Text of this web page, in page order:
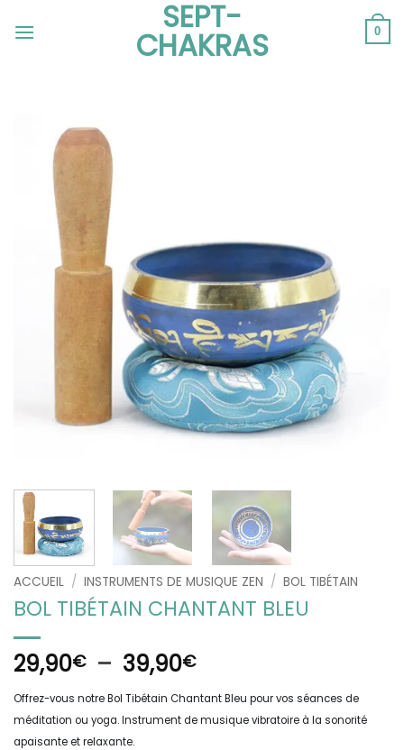
au
SEPT-
CHAKRAS 0
ACCUEIL / INSTRUMENTS DE MUSIQUE ZEN / BOL TIBÉTAIN
BOL TIBÉTAIN CHANTANT BLEU
29,90€ – 39,90€Plage
prix :
29,90€
Offrez-vous notre Bol Tibétain Chantant Bleu pour vos séances de
méditation ou yoga. Instrument de musique vibratoire à la sonorité
apaisante et relaxante.